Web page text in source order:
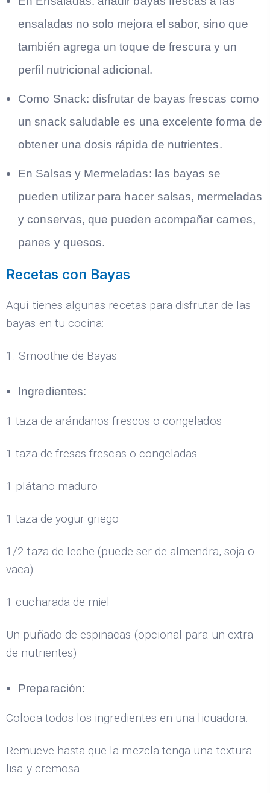
ensaladas no solo mejora el sabor, sino que
también agrega un toque de frescura y un
perfil nutricional adicional.
Como Snack: disfrutar de bayas frescas como
un snack saludable es una excelente forma de
obtener una dosis rápida de nutrientes.
En Salsas y Mermeladas: las bayas se
pueden utilizar para hacer salsas, mermeladas
y conservas, que pueden acompañar carnes,
panes y quesos.
Recetas con Bayas
Aquí tienes algunas recetas para disfrutar de las
bayas en tu cocina:
1. Smoothie de Bayas
Ingredientes:
1 taza de arándanos frescos o congelados
1 taza de fresas frescas o congeladas
1 plátano maduro
1 taza de yogur griego
1/2 taza de leche (puede ser de almendra, soja o
vaca)
1 cucharada de miel
Un puñado de espinacas (opcional para un extra
de nutrientes)
Preparación:
Coloca todos los ingredientes en una licuadora.
Remueve hasta que la mezcla tenga una textura
lisa y cremosa.